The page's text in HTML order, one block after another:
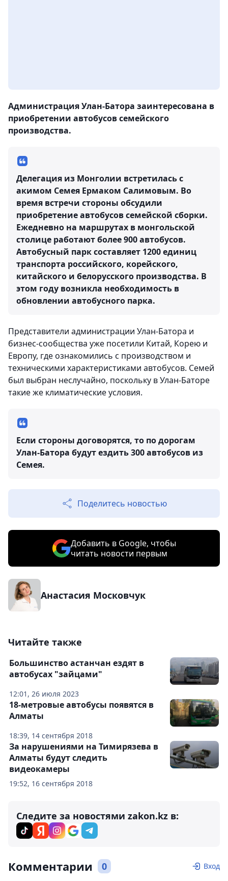
Администрация Улан-Батора заинтересована в
приобретении автобусов семейского
производства.
Делегация из Монголии встретилась с
акимом Семея Ермаком Салимовым. Во
время встречи стороны обсудили
приобретение автобусов семейской сборки.
Ежедневно на маршрутах в монгольской
столице работают более 900 автобусов.
Автобусный парк составляет 1200 единиц
транспорта российского, корейского,
китайского и белорусского производства. В
этом году возникла необходимость в
обновлении автобусного парка.
Представители администрации Улан-Батора и
бизнес-сообщества уже посетили Китай, Корею и
Европу, где ознакомились с производством и
техническими характеристиками автобусов. Семей
был выбран неслучайно, поскольку в Улан-Баторе
такие же климатические условия.
Если стороны договорятся, то по дорогам
Улан-Батора будут ездить 300 автобусов из
Семея.
Поделитесь новостью
Добавить в Google, чтобы
читать новости первым
Анастасия Московчук
Читайте также
12:01, 26 июля 2023
Большинство астанчан ездят в
автобусах "зайцами"
18:39, 14 сентября 2018
18-метровые автобусы появятся в
Алматы
19:52, 16 сентября 2018
За нарушениями на Тимирязева в
Алматы будут следить
видеокамеры
Следите за новостями zakon.kz в:
Комментарии 0 Вход